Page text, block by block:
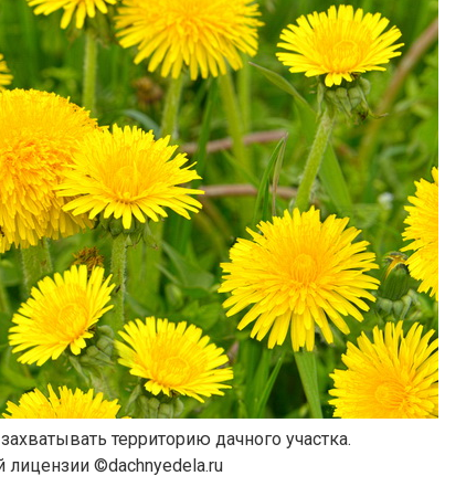
территорию дачного участка.
лицензии ©dachnyedela.ru